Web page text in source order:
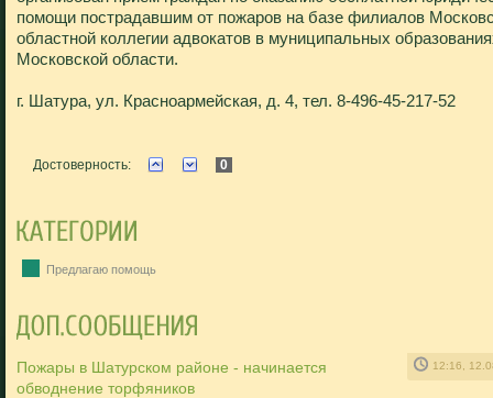
помощи пострадавшим от пожаров на базе филиалов
областной коллегии адвокатов в муниципальных
Московской области.
г. Шатура, ул. Красноармейская, д. 4, тел. 8-496-45-217-52
Достоверность: 0
Предлагаю помощь
Пожары в Шатурском районе - начинается
обводнение торфяников
12:16,